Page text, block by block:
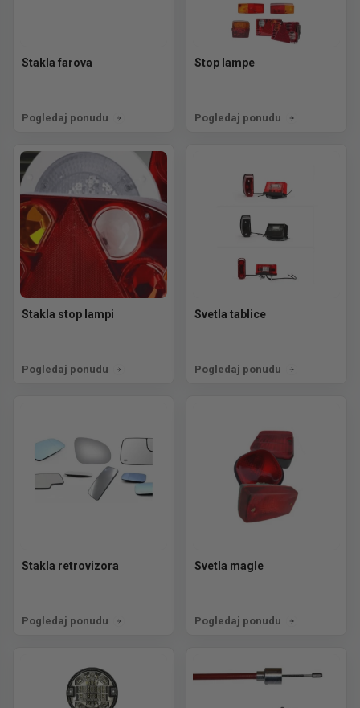
Stakla farova
Pogledaj ponudu
Stop lampe
Pogledaj ponudu
Stakla stop lampi
Pogledaj ponudu
Svetla tablice
Pogledaj ponudu
Stakla retrovizora
Pogledaj ponudu
Svetla magle
Pogledaj ponudu